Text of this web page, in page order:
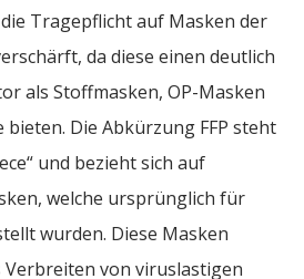
Tragepflicht auf Masken der
da diese einen deutlich
als Stoffmasken, OP-Masken
bieten. Die Abkürzung FFP steht
“ und bezieht sich auf
welche ursprünglich für
wurden. Diese Masken
von viruslastigen